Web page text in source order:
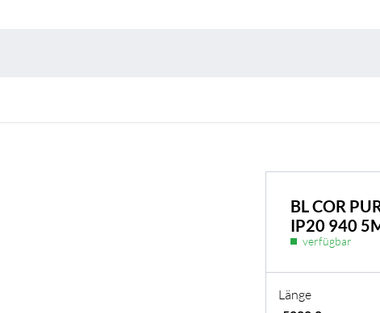
BL COR
IP20 940
verfügbar
Länge